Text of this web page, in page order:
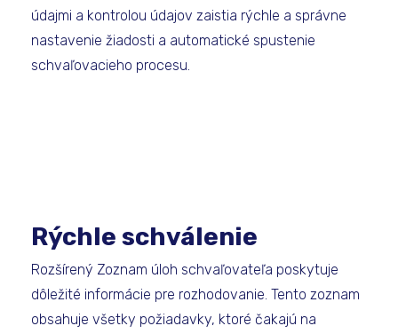
údajmi a kontrolou údajov zaistia rýchle a správne
nastavenie žiadosti a automatické spustenie
schvaľovacieho procesu.
Rýchle schválenie
Rozšírený Zoznam úloh schvaľovateľa poskytuje
dôležité informácie pre rozhodovanie. Tento zoznam
obsahuje všetky požiadavky, ktoré čakajú na